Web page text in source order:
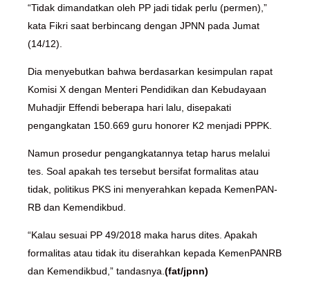
“Tidak dimandatkan oleh PP jadi tidak perlu (permen),”
kata Fikri saat berbincang dengan JPNN pada Jumat
(14/12).
Dia menyebutkan bahwa berdasarkan kesimpulan rapat
Komisi X dengan Menteri Pendidikan dan Kebudayaan
Muhadjir Effendi beberapa hari lalu, disepakati
pengangkatan 150.669 guru honorer K2 menjadi PPPK.
Namun prosedur pengangkatannya tetap harus melalui
tes. Soal apakah tes tersebut bersifat formalitas atau
tidak, politikus PKS ini menyerahkan kepada KemenPAN-
RB dan Kemendikbud.
“Kalau sesuai PP 49/2018 maka harus dites. Apakah
formalitas atau tidak itu diserahkan kepada KemenPANRB
dan Kemendikbud,” tandasnya. (fat/jpnn)